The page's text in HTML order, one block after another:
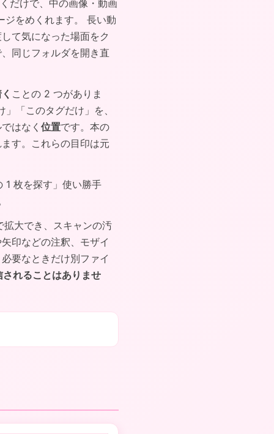
だけで、中の画像・動画
ジをめくれます。 長い動
て気になった場面をク
同じフォルダを開き直
ことの 2 つがありま
「このタグだけ」を、
はなく 位置です。本の
す。これらの目印は元
1 枚を探す」使い勝手
拡大でき、スキャンの汚
印などの注釈、モザイ
要なときだけ別ファイ
れることはありませ